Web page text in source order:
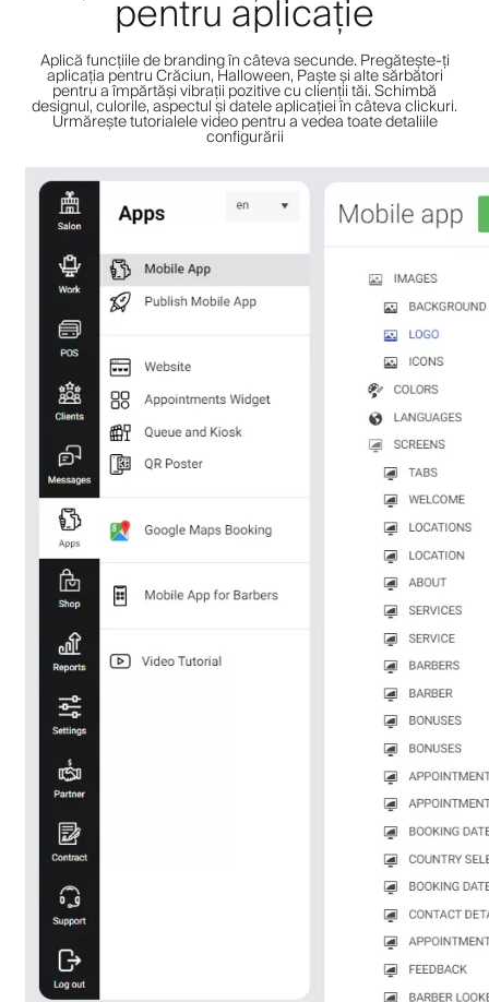
pentru aplicație
Aplică funcțiile de branding în câteva secunde. Pregătește-ți
aplicația pentru Crăciun, Halloween, Paște și alte sărbători
pentru a împărtăși vibrații pozitive cu clienții tăi. Schimbă
designul, culorile, aspectul și datele aplicației în câteva clickuri.
Urmărește tutorialele video pentru a vedea toate detaliile
configurării